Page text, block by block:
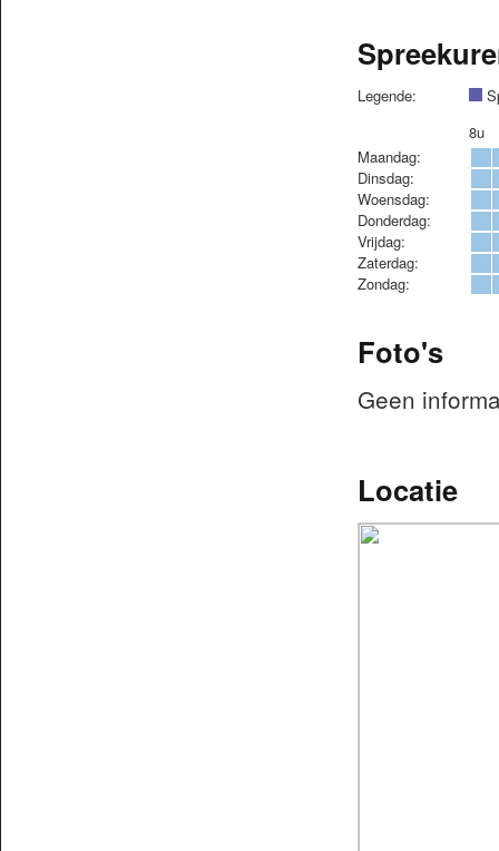
Legende:
8u
Maandag:
Dinsdag:
Woensdag:
Donderdag:
Vrijdag:
Zaterdag:
Zondag:
Foto's
Geen
Locatie